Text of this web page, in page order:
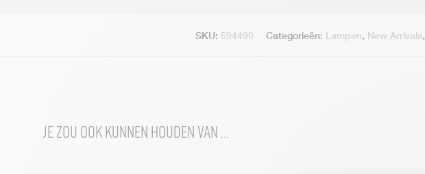
SKU: 594490 Categorieën: Lampen, New Arrivals,
Je zou ook kunnen houden van …